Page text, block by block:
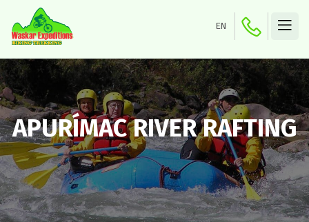
EN
APURÍMAC RIVER RAFTING